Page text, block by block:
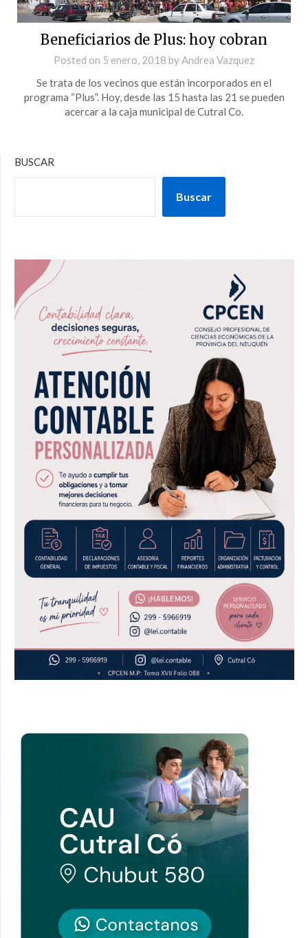
Beneficiarios de Plus: hoy cobran
Posted on 5 enero, 2018 byAndrea Vazquez
Se trata de los vecinos que están incorporados en el
programa “Plus”. Hoy, desde las 15 hasta las 21 se pueden
acercar a la caja municipal de Cutral Co.
BUSCAR
Buscar